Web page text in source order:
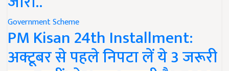
Government Scheme
PM Kisan 24th Installment:
अक्टूबर से पहले निपटा लें ये 3 जरूरी